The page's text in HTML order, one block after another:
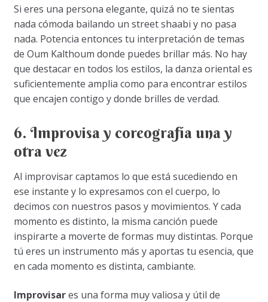
Si eres una persona elegante, quizá no te sientas
nada cómoda bailando un street shaabi y no pasa
nada. Potencia entonces tu interpretación de temas
de Oum Kalthoum donde puedes brillar más. No hay
que destacar en todos los estilos, la danza oriental es
suficientemente amplia como para encontrar estilos
que encajen contigo y donde brilles de verdad.
6. Improvisa y coreografía una y
otra vez
Al improvisar captamos lo que está sucediendo en
ese instante y lo expresamos con el cuerpo, lo
decimos con nuestros pasos y movimientos. Y cada
momento es distinto, la misma canción puede
inspirarte a moverte de formas muy distintas. Porque
tú eres un instrumento más y aportas tu esencia, que
en cada momento es distinta, cambiante.
Improvisares una forma muy valiosa y útil de